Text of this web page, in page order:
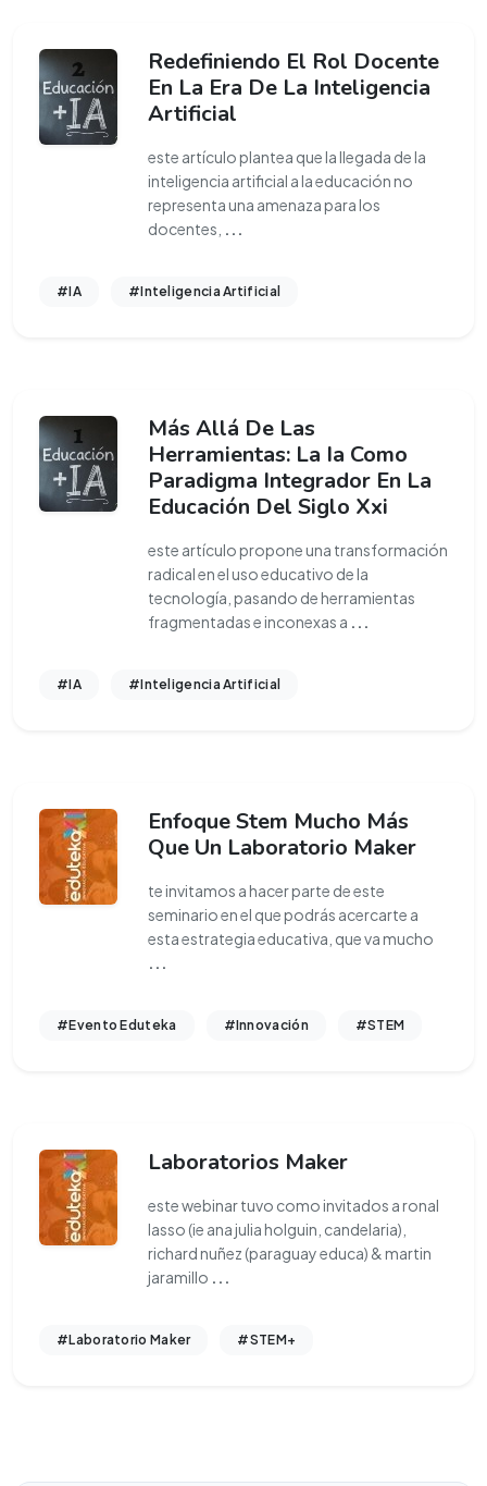
Redefiniendo El Rol Docente
En La Era De La Inteligencia
Artificial
este artículo plantea que la llegada de la
inteligencia artificial a la educación no
representa una amenaza para los
docentes, ...
#IA #Inteligencia Artificial
Más Allá De Las
Herramientas: La Ia Como
Paradigma Integrador En La
Educación Del Siglo Xxi
este artículo propone una transformación
radical en el uso educativo de la
tecnología, pasando de herramientas
fragmentadas e inconexas a ...
#IA #Inteligencia Artificial
Enfoque Stem Mucho Más
Que Un Laboratorio Maker
te invitamos a hacer parte de este
seminario en el que podrás acercarte a
esta estrategia educativa, que va mucho
...
#Evento Eduteka #Innovación #STEM
Laboratorios Maker
este webinar tuvo como invitados a ronal
lasso (ie ana julia holguin, candelaria),
richard nuñez (paraguay educa) & martin
jaramillo ...
#Laboratorio Maker #STEM+